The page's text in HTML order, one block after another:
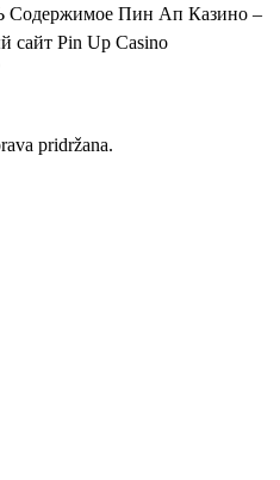
Пин Ап Казино –
сайт Pin Up Casino
pridržana.